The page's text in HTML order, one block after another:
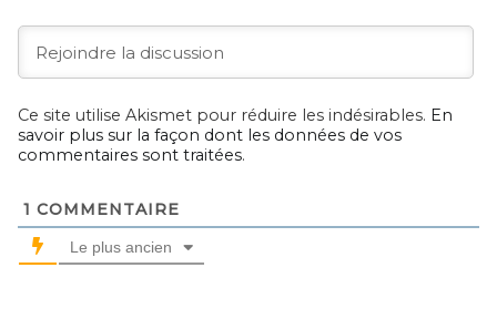
Ce site utilise Akismet pour réduire les indésirables. En
savoir plus sur la façon dont les données de vos
commentaires sont traitées.
1 COMMENTAIRE
Le plus ancien